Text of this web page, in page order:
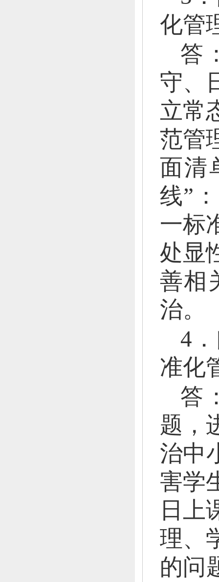
化管
答
守、
立常
范管
面清
线”：
一标
处显
善相
治。
4
准化
答
题，
治中
害学
日上
理、
的问